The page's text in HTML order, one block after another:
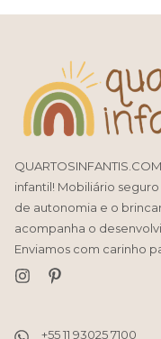
infantil! Mobiliário
de autonomia e o
acompanha o
Enviamos com carinho